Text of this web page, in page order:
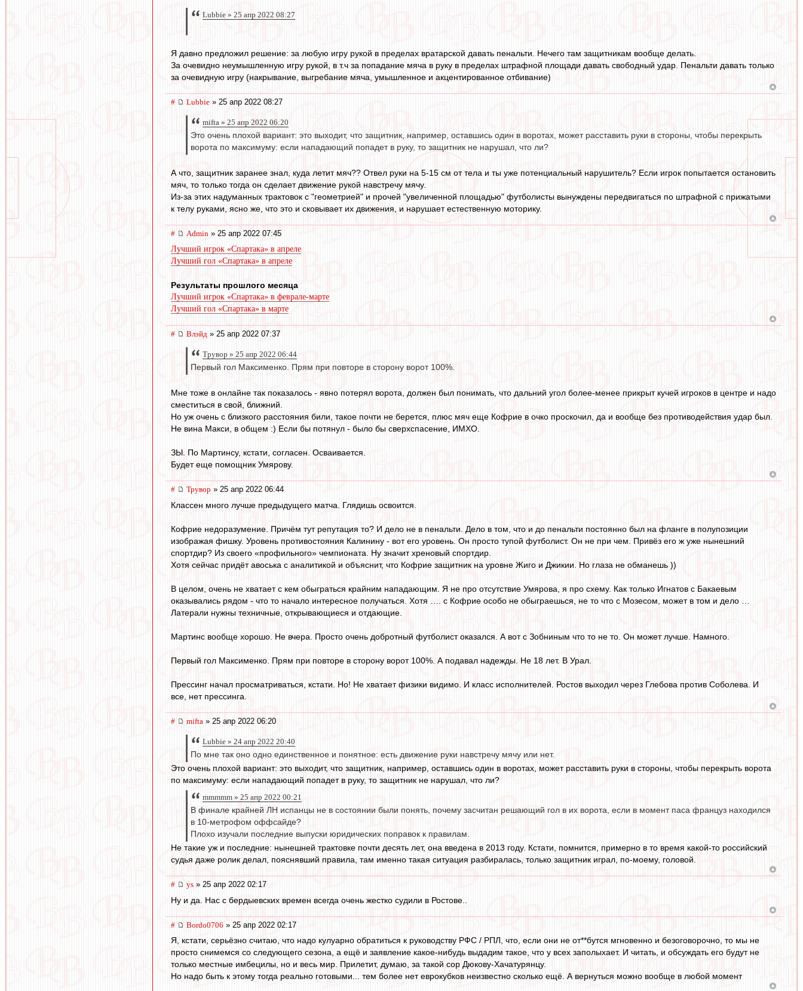
Lubbie » 25 апр 2022 08:27
Я давно предложил решение: за любую игру рукой в пределах вратарской давать пенальти. Нечего там защитникам вообще делать.
За очевидно неумышленную игру рукой, в т.ч за попадание мяча в руку в пределах штрафной площади давать свободный удар. Пенальти давать только
за очевидную игру (накрывание, выгребание мяча, умышленное и акцентированное отбивание)
# Lubbie » 25 апр 2022 08:27
mifta » 25 апр 2022 06:20
Это очень плохой вариант: это выходит, что защитник, например, оставшись один в воротах, может расставить руки в стороны, чтобы перекрыть
ворота по максимуму: если нападающий попадет в руку, то защитник не нарушал, что ли?
А что, защитник заранее знал, куда летит мяч?? Отвел руки на 5-15 см от тела и ты уже потенциальный нарушитель? Если игрок попытается остановить
мяч, то только тогда он сделает движение рукой навстречу мячу.
Из-за этих надуманных трактовок с "геометрией" и прочей "увеличенной площадью" футболисты вынуждены передвигаться по штрафной с прижатыми
к телу руками, ясно же, что это и сковывает их движения, и нарушает естественную моторику.
# Admin » 25 апр 2022 07:45
Лучший игрок «Спартака» в апреле
Лучший гол «Спартака» в апреле
Результаты прошлого месяца
Лучший игрок «Спартака» в феврале-марте
Лучший гол «Спартака» в марте
# Влэйд » 25 апр 2022 07:37
Трувор » 25 апр 2022 06:44
Первый гол Максименко. Прям при повторе в сторону ворот 100%.
Мне тоже в онлайне так показалось - явно потерял ворота, должен был понимать, что дальний угол более-менее прикрыт кучей игроков в центре и надо
сместиться в свой, ближний.
Но уж очень с близкого расстояния били, такое почти не берется, плюс мяч еще Кофрие в очко проскочил, да и вообще без противодействия удар был.
Не вина Макси, в общем :) Если бы потянул - было бы сверхспасение, ИМХО.
ЗЫ. По Мартинсу, кстати, согласен. Осваивается.
Будет еще помощник Умярову.
# Трувор » 25 апр 2022 06:44
Классен много лучше предыдущего матча. Глядишь освоится.
Кофрие недоразумение. Причём тут репутация то? И дело не в пенальти. Дело в том, что и до пенальти постоянно был на фланге в полупозиции
изображая фишку. Уровень противостояния Калинину - вот его уровень. Он просто тупой футболист. Он не при чем. Привёз его ж уже нынешний
спортдир? Из своего «профильного» чемпионата. Ну значит хреновый спортдир.
Хотя сейчас придёт авоська с аналитикой и объяснит, что Кофрие защитник на уровне Жиго и Джикии. Но глаза не обманешь ))
В целом, очень не хватает с кем обыграться крайним нападающим. Я не про отсутствие Умярова, я про схему. Как только Игнатов с Бакаевым
оказывались рядом - что то начало интересное получаться. Хотя …. с Кофрие особо не обыграешься, не то что с Мозесом, может в том и дело …
Латерали нужны техничные, открывающиеся и отдающие.
Мартинс вообще хорошо. Не вчера. Просто очень добротный футболист оказался. А вот с Зобниным что то не то. Он может лучше. Намного.
Первый гол Максименко. Прям при повторе в сторону ворот 100%. А подавал надежды. Не 18 лет. В Урал.
Прессинг начал просматриваться, кстати. Но! Не хватает физики видимо. И класс исполнителей. Ростов выходил через Глебова против Соболева. И
все, нет прессинга.
# mifta » 25 апр 2022 06:20
Lubbie » 24 апр 2022 20:40
По мне так оно одно единственное и понятное: есть движение руки навстречу мячу или нет.
Это очень плохой вариант: это выходит, что защитник, например, оставшись один в воротах, может расставить руки в стороны, чтобы перекрыть ворота
по максимуму: если нападающий попадет в руку, то защитник не нарушал, что ли?
mmmmm » 25 апр 2022 00:21
В финале крайней ЛН испанцы не в состоянии были понять, почему засчитан решающий гол в их ворота, если в момент паса француз находился
в 10-метрофом оффсайде?
Плохо изучали последние выпуски юридических поправок к правилам.
Не такие уж и последние: нынешней трактовке почти десять лет, она введена в 2013 году. Кстати, помнится, примерно в то время какой-то российский
судья даже ролик делал, пояснявший правила, там именно такая ситуация разбиралась, только защитник играл, по-моему, головой.
# ys » 25 апр 2022 02:17
Ну и да. Нас с бердыевских времен всегда очень жестко судили в Ростове..
# Bordo0706 » 25 апр 2022 02:17
Я, кстати, серьёзно считаю, что надо кулуарно обратиться к руководству РФС / РПЛ, что, если они не от**бутся мгновенно и безоговорочно, то мы не
просто снимемся со следующего сезона, а ещё и заявление какое-нибудь выдадим такое, что у всех заполыхает. И читать, и обсуждать его будут не
только местные имбецилы, но и весь мир. Прилетит, думаю, за такой сор Дюкову-Хачатурянцу.
Но надо быть к этому тогда реально готовыми... тем более нет еврокубков неизвестно сколько ещё. А вернуться можно вообще в любой момент